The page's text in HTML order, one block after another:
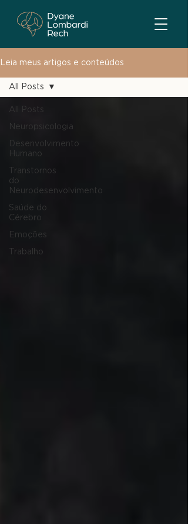
Leia meus artigos e conteúdos
All Posts
Neuropsicologia
Desenvolvimento
Humano
Transtornos
do
Neurodesenvolvimento
Saúde do
Cérebro
Emoções
Trabalho
All Posts